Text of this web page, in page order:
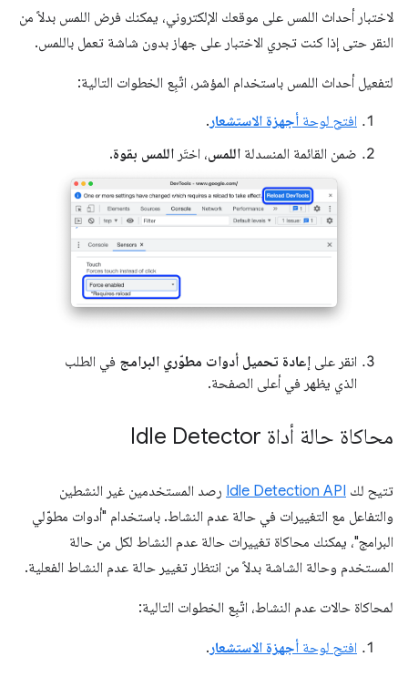
لاختبار أحداث اللمس على موقعك الإلكتروني، يمكنك فرض اللمس بدلاً من
النقر حتى إذا كنت تجري الاختبار على جهاز بدون شاشة تعمل باللمس.
لتفعيل أحداث اللمس باستخدام المؤشر، اتّبِع الخطوات التالية:
افتح لوحة أجهزة الاستشعار .
ضمن القائمة المنسدلة اللمس، اختَر اللمس بقوة.
انقر على إعادة تحميل أدوات مطوّري البرامج في الطلب
الذي يظهر في أعلى الصفحة.
محاكاة حالة أداة Idle Detector
تتيح لك Idle Detection API رصد المستخدمين غير النشطين
والتفاعل مع التغييرات في حالة عدم النشاط. باستخدام "أدوات مطوّلي
البرامج"، يمكنك محاكاة تغييرات حالة عدم النشاط لكل من حالة
المستخدم وحالة الشاشة بدلاً من انتظار تغيير حالة عدم النشاط الفعلية.
لمحاكاة حالات عدم النشاط، اتّبِع الخطوات التالية:
افتح لوحة أجهزة الاستشعار .